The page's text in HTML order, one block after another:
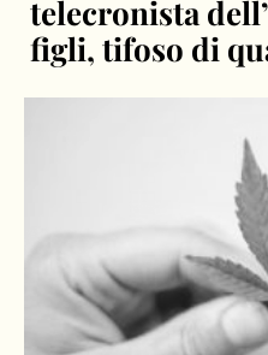
telecronista
figli, tifoso di